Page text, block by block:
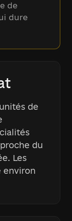
de
dure
de
du
Les
environ